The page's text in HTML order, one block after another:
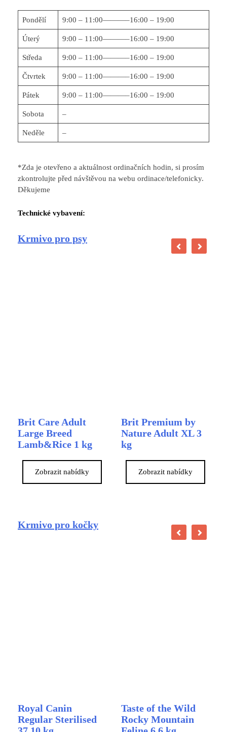
Pondělí 9:00 – 11:00———–16:00 – 19:00
Úterý 9:00 – 11:00———–16:00 – 19:00
Středa 9:00 – 11:00———–16:00 – 19:00
Čtvrtek 9:00 – 11:00———–16:00 – 19:00
Pátek 9:00 – 11:00———–16:00 – 19:00
Sobota –
Neděle –
*Zda je otevřeno a aktuálnost ordinačních hodin, si prosím
zkontrolujte před návštěvou na webu ordinace/telefonicky.
Děkujeme
Technické vybavení:
Krmivo pro psy
Brit Care Adult
Large Breed
Lamb&Rice 1 kg
Zobrazit nabídky
Brit Premium by
Nature Adult XL 3
kg
Zobrazit nabídky
Krmivo pro kočky
Royal Canin
Regular Sterilised
Taste of the Wild
Rocky Mountain